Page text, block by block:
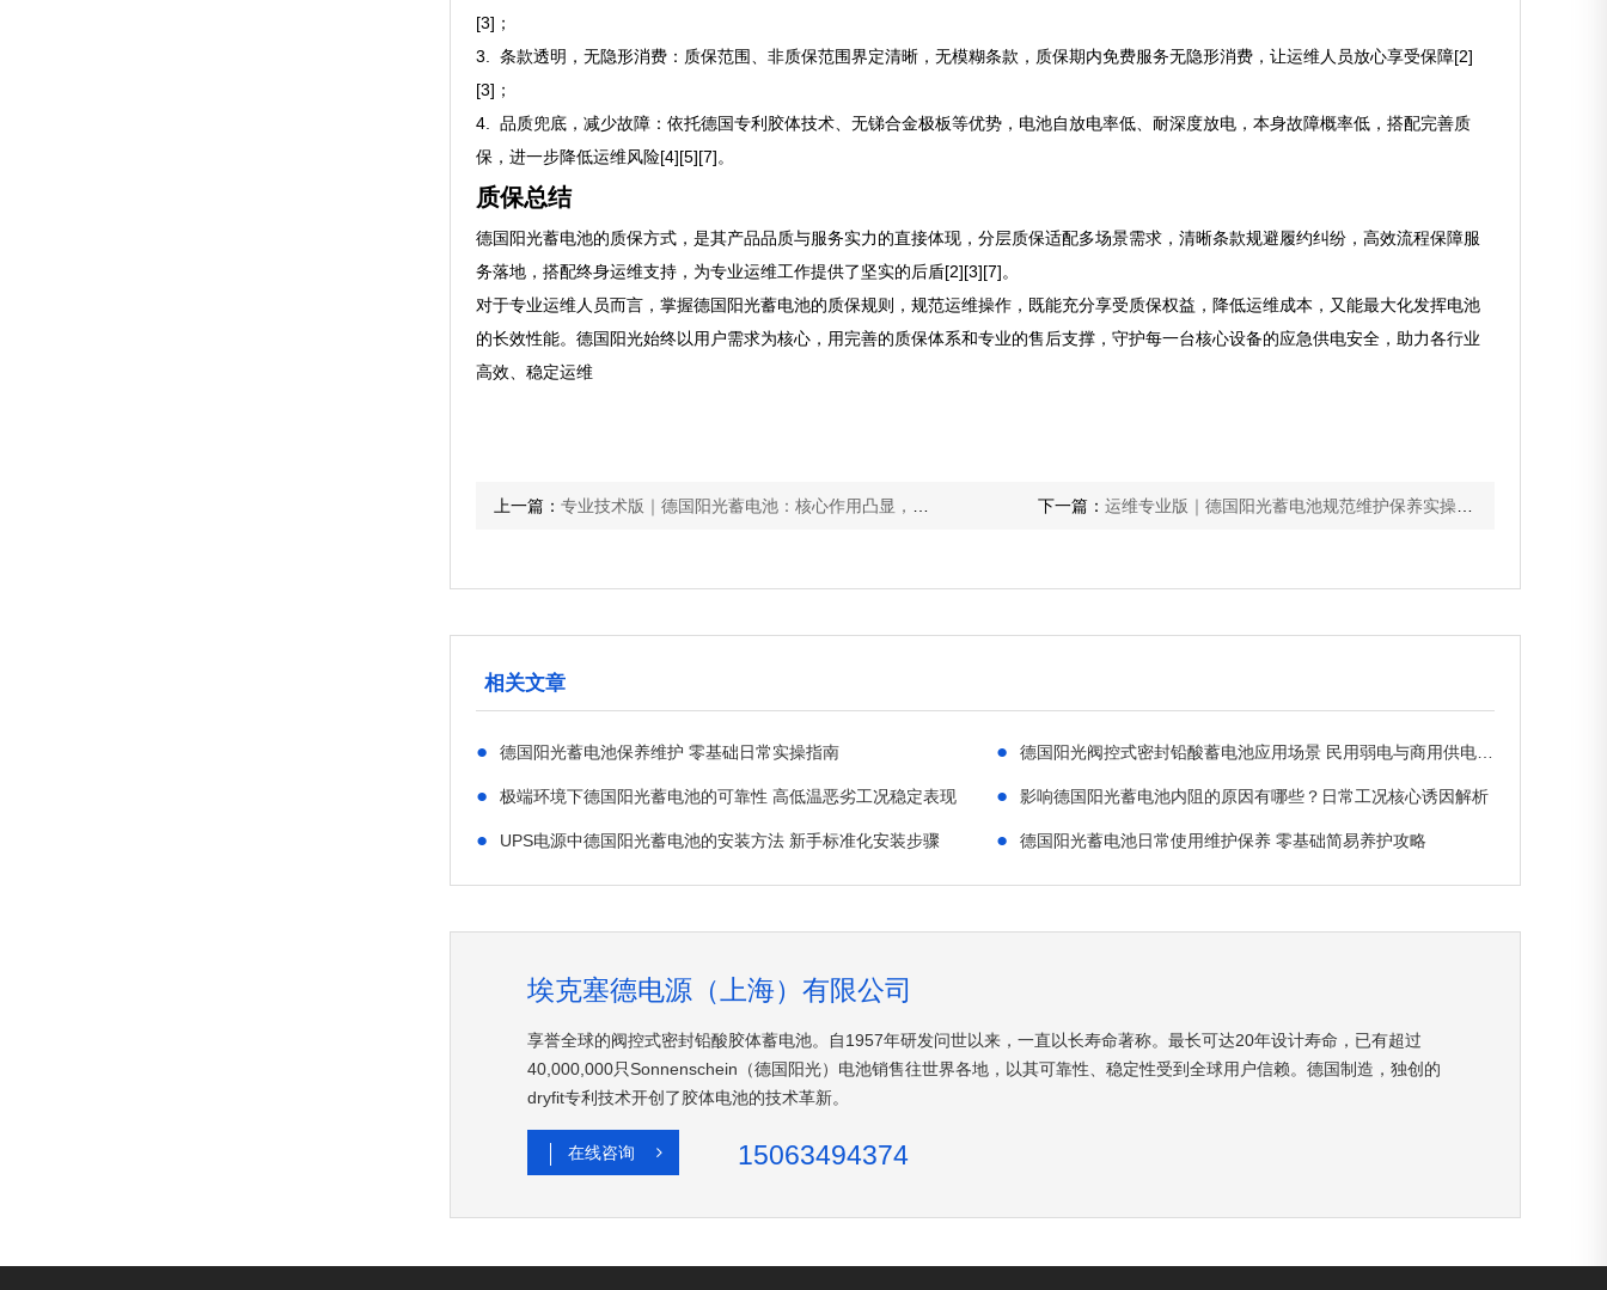
[3]；
3. 条款透明，无隐形消费：质保范围、非质保范围界定清晰，无模糊条款，质保期内免费服务无隐形消费，让运维人员放心享受保障[2]
[3]；
4. 品质兜底，减少故障：依托德国专利胶体技术、无锑合金极板等优势，电池自放电率低、耐深度放电，本身故障概率低，搭配完善质
保，进一步降低运维风险[4][5][7]。
质保总结
德国阳光蓄电池的质保方式，是其产品品质与服务实力的直接体现，分层质保适配多场景需求，清晰条款规避履约纠纷，高效流程保障服
务落地，搭配终身运维支持，为专业运维工作提供了坚实的后盾[2][3][7]。
对于专业运维人员而言，掌握德国阳光蓄电池的质保规则，规范运维操作，既能充分享受质保权益，降低运维成本，又能最大化发挥电池
的长效性能。德国阳光始终以用户需求为核心，用完善的质保体系和专业的售后支撑，守护每一台核心设备的应急供电安全，助力各行业
高效、稳定运维
上一篇： 专业技术版｜德国阳光蓄电池：核心作用凸显，六大优势筑牢储能安全防线 下一篇： 运维专业版｜德国阳光蓄电池规范维护保养实操，精准护养，护航长效稳定运行
相关文章
● 德国阳光蓄电池保养维护 零基础日常实操指南 ● 德国阳光阀控式密封铅酸蓄电池应用场景 民用弱电与商用供电适配解析
● 极端环境下德国阳光蓄电池的可靠性 高低温恶劣工况稳定表现 ● 影响德国阳光蓄电池内阻的原因有哪些？日常工况核心诱因解析
● UPS电源中德国阳光蓄电池的安装方法 新手标准化安装步骤 ● 德国阳光蓄电池日常使用维护保养 零基础简易养护攻略
埃克塞德电源（上海）有限公司
享誉全球的阀控式密封铅酸胶体蓄电池。自1957年研发问世以来，一直以长寿命著称。最长可达20年设计寿命，已有超过
40,000,000只Sonnenschein（德国阳光）电池销售往世界各地，以其可靠性、稳定性受到全球用户信赖。德国制造，独创的
dryfit专利技术开创了胶体电池的技术革新。
在线咨询 15063494374